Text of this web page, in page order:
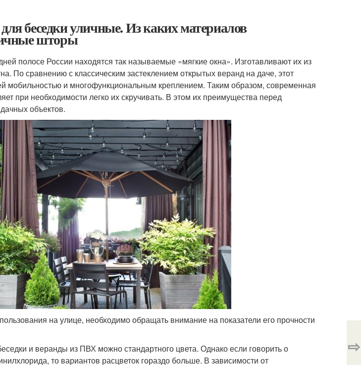
беседки уличные. Из каких материалов
шторы
полосе России находятся так называемые «мягкие окна». Изготавливают их из
По сравнению с классическим застеклением открытых веранд на даче, этот
мобильностью и многофункциональным креплением. Таким образом, современная
при необходимости легко их скручивать. В этом их преимущества перед
объектов.
на улице, необходимо обращать внимание на показатели его прочности
и веранды из ПВХ можно стандартного цвета. Однако если говорить о
то вариантов расцветок гораздо больше. В зависимости от
⇨